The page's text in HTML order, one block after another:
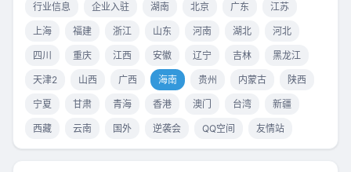
行业信息 企业入驻 湖南 北京 广东 江苏
上海 福建 浙江 山东 河南 湖北 河北
四川 重庆 江西 安徽 辽宁 吉林 黑龙江
天津2 山西 广西 海南 贵州 内蒙古 陕西
宁夏 甘肃 青海 香港 澳门 台湾 新疆
西藏 云南 国外 逆袭会 QQ空间 友情站